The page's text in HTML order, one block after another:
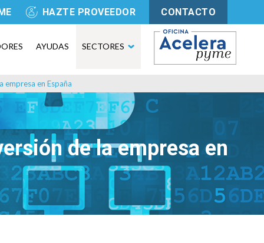
HAZTE PROVEEDOR CONTACTO
AYUDAS SECTORES
empresa en España
de la empresa en